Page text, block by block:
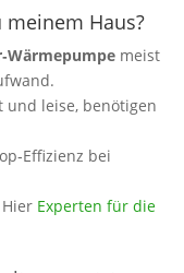
Haus?
meist
leise, benötigen
bei
Experten für die